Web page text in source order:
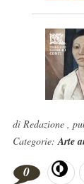
di Redazione ,
Categorie:Arte
0